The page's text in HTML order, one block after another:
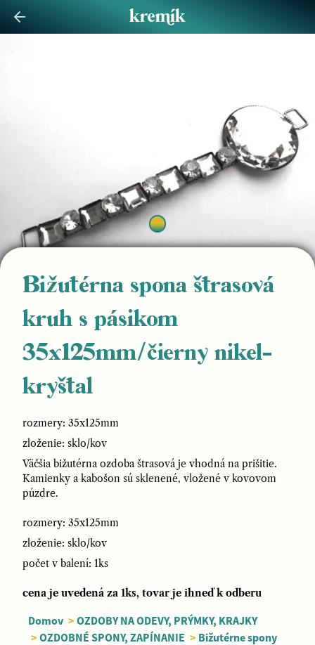
Bižutérna spona štrasová
kruh s pásikom
35x125mm/čierny nikel-
kryštal
rozmery: 35x125mm
zloženie: sklo/kov
Väčšia bižutérna ozdoba štrasová je vhodná na prišitie.
Kamienky a kabošon sú sklenené, vložené v kovovom
púzdre.
rozmery: 35x125mm
zloženie: sklo/kov
počet v balení: 1ks
cena je uvedená za 1ks, tovar je ihneď k odberu
Domov > OZDOBY NA ODEVY, PRÝMKY, KRAJKY
> OZDOBNÉ SPONY, ZAPÍNANIE > Bižutérne spony